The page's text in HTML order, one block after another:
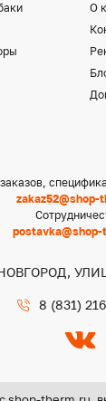
О
zakaz52@shop-
8 (831)